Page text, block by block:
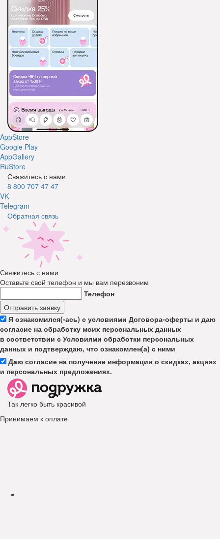
AppStore
Google Play
AppGallery
RuStore
Свяжитесь с нами
8 800 707 47 47
VK
Telegram
Обратная связь
Свяжитесь с нами
Оставьте свой телефон и мы вам перезвоним
Телефон
Отправить заявку
Я ознакомился(-ась) с условиями Договора-оферты и даю
согласие на обработку моих персональных данных
в соответствии с Условиями обработки персональных
данных и подтверждаю, что ознакомлен(а) с ними
Даю согласие на получение информации о скидках, акциях
и персональных предложениях.
Так легко быть красивой
Принимаем к оплате